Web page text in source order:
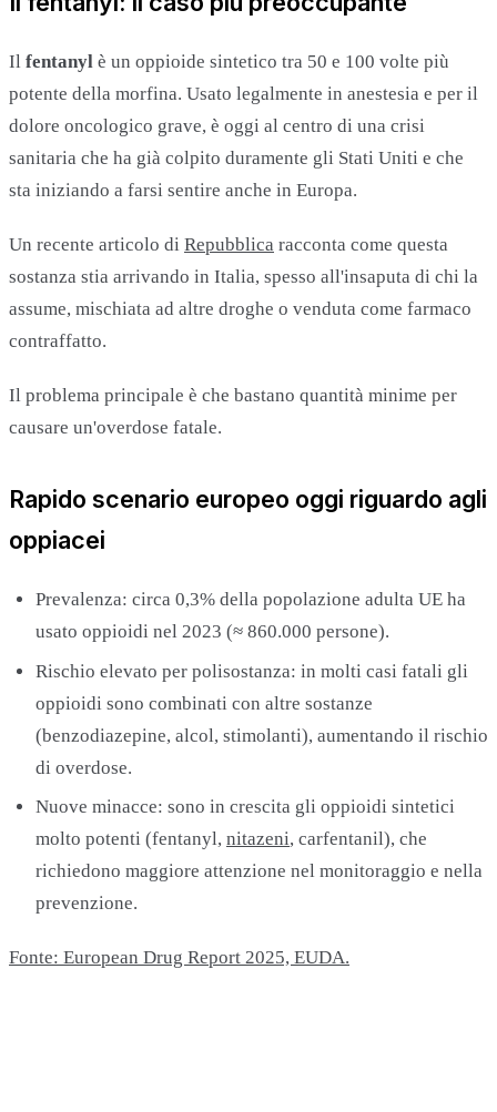
Il fentanyl è un oppioide sintetico tra 50 e 100 volte più
potente della morfina. Usato legalmente in anestesia e per il
dolore oncologico grave, è oggi al centro di una crisi
sanitaria che ha già colpito duramente gli Stati Uniti e che
sta iniziando a farsi sentire anche in Europa.
Un recente articolo di Repubblica racconta come questa
sostanza stia arrivando in Italia, spesso all'insaputa di chi la
assume, mischiata ad altre droghe o venduta come farmaco
contraffatto.
Il problema principale è che bastano quantità minime per
causare un'overdose fatale.
Rapido scenario europeo oggi riguardo agli
oppiacei
Prevalenza: circa 0,3% della popolazione adulta UE ha
usato oppioidi nel 2023 (≈ 860.000 persone).
Rischio elevato per polisostanza: in molti casi fatali gli
oppioidi sono combinati con altre sostanze
(benzodiazepine, alcol, stimolanti), aumentando il rischio
di overdose.
Nuove minacce: sono in crescita gli oppioidi sintetici
molto potenti (fentanyl, nitazeni, carfentanil), che
richiedono maggiore attenzione nel monitoraggio e nella
prevenzione.
Fonte: European Drug Report 2025, EUDA.